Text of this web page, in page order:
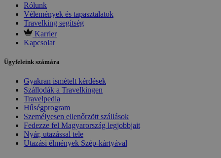
Rólunk
Vélemények és tapasztalatok
Travelking segítség
Karrier
Kapcsolat
Ügyfeleink számára
Gyakran ismételt kérdések
Szállodák a Travelkingen
Travelpedia
Hűségprogram
Személyesen ellenőrzött szállások
Fedezze fel Magyarország legjobbjait
Nyár, utazással tele
Utazási élmények Szép-kártyával